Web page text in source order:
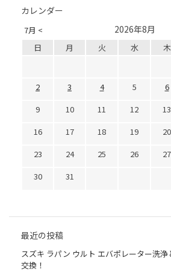
カレンダー
7月 < 2026年8月
日 月 火 水 木
2
3 4 5 6
9
10 11 12 13
16
17 18 19 20
23
24 25 26 27
30
31
最近の投稿
スズキ ラパン ウルト エバポレーター洗
交換！